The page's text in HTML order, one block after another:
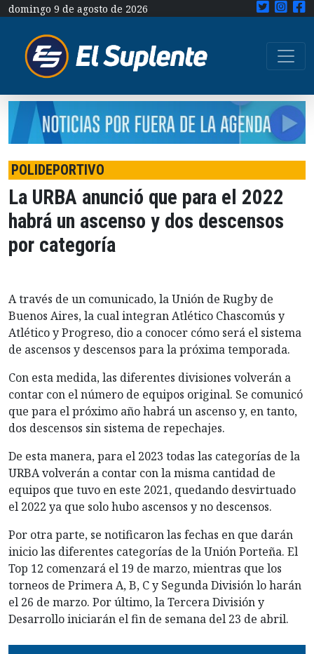
domingo 9 de agosto de 2026
POLIDEPORTIVO
La URBA anunció que para el 2022
habrá un ascenso y dos descensos
por categoría
A través de un comunicado, la Unión de Rugby de
Buenos Aires, la cual integran Atlético Chascomús y
Atlético y Progreso, dio a conocer cómo será el sistema
de ascensos y descensos para la próxima temporada.
Con esta medida, las diferentes divisiones volverán a
contar con el número de equipos original. Se comunicó
que para el próximo año habrá un ascenso y, en tanto,
dos descensos sin sistema de repechajes.
De esta manera, para el 2023 todas las categorías de la
URBA volverán a contar con la misma cantidad de
equipos que tuvo en este 2021, quedando desvirtuado
el 2022 ya que solo hubo ascensos y no descensos.
Por otra parte, se notificaron las fechas en que darán
inicio las diferentes categorías de la Unión Porteña. El
Top 12 comenzará el 19 de marzo, mientras que los
torneos de Primera A, B, C y Segunda División lo harán
el 26 de marzo. Por último, la Tercera División y
Desarrollo iniciarán el fin de semana del 23 de abril.